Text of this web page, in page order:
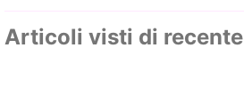
Articoli visti di recente